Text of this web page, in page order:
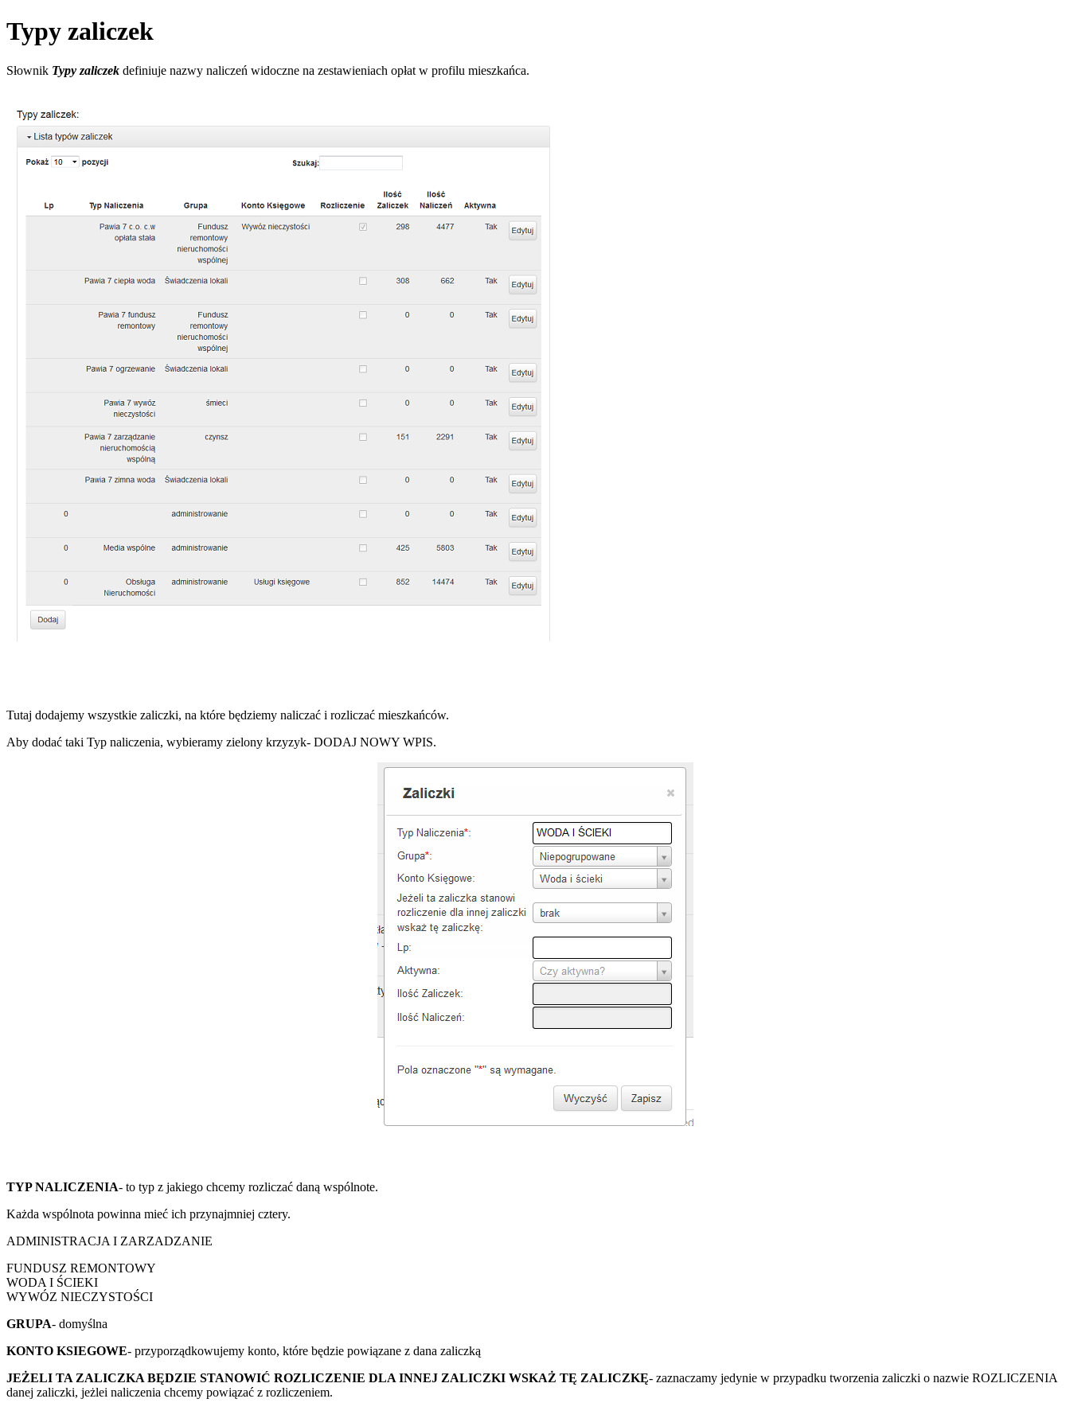
Typy zaliczek
Słownik Typy zaliczek definiuje nazwy naliczeń widoczne na zestawieniach opłat w profilu mieszkańca.
Tutaj dodajemy wszystkie zaliczki, na które będziemy naliczać i rozliczać mieszkańców.
Aby dodać taki Typ naliczenia, wybieramy zielony krzyzyk- DODAJ NOWY WPIS.
TYP NALICZENIA- to typ z jakiego chcemy rozliczać daną wspólnote.
Każda wspólnota powinna mieć ich przynajmniej cztery.
ADMINISTRACJA I ZARZADZANIE
FUNDUSZ REMONTOWY
WODA I ŚCIEKI
WYWÓZ NIECZYSTOŚCI
GRUPA- domyślna
KONTO KSIEGOWE- przyporządkowujemy konto, które będzie powiązane z dana zaliczką
JEŻELI TA ZALICZKA BĘDZIE STANOWIĆ ROZLICZENIE DLA INNEJ ZALICZKI WSKAŻ TĘ ZALICZKĘ- zaznaczamy jedynie w przypadku tworzenia zaliczki o nazwie ROZLICZENIA
danej zaliczki, jeżlei naliczenia chcemy powiązać z rozliczeniem.